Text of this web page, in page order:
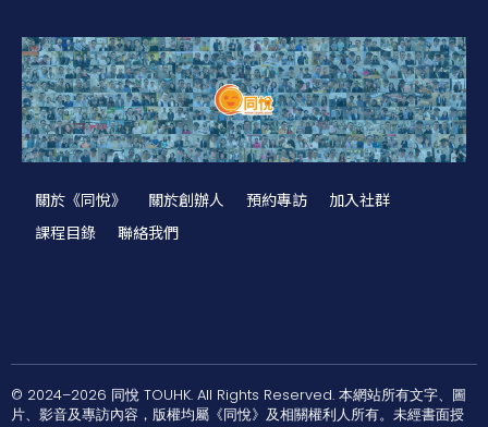
關於《同悅》 關於創辦人 預約專訪
加入社群
課程目錄
聯絡我們
© 2024–2026 同悅 TOUHK. All Rights Reserved. 本網站所有文字、圖
片、影音及專訪內容，版權均屬《同悅》及相關權利人所有。未經書面授